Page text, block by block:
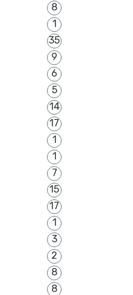
8
1
35
9
6
5
14
17
1
1
7
15
17
1
3
2
8
8